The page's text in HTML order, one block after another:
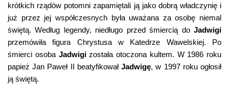
krótkich rządów potomni zapamiętali ją jako dobrą władczynię i
już przez jej współczesnych była uważana za osobę niemal
świętą. Według legendy, niedługo przed śmiercią do Jadwigi
przemówiła figura Chrystusa w Katedrze Wawelskiej. Po
śmierci osoba Jadwigizostała otoczona kultem. W 1986 roku
papież Jan Paweł II beatyfikowałJadwigę, w 1997 roku ogłosił
ją świętą.